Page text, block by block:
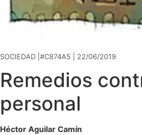
SOCIEDAD |#C874A5 | 22/06/2019
Remedios
personal
Héctor Aguilar Camín